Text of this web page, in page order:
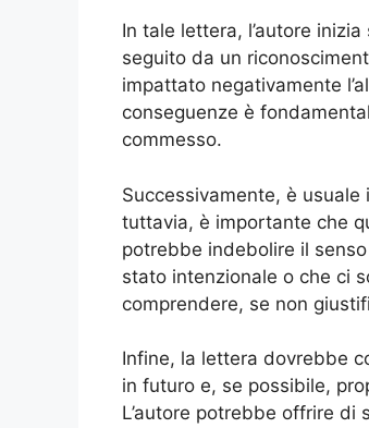
In tale lettera, l’autore
seguito da un
impattato negativamente
conseguenze è
commesso.
Successivamente, è
tuttavia, è importante che
potrebbe indebolire il
stato intenzionale o che ci
comprendere, se non
Infine, la lettera dovrebbe
in futuro e, se possibile,
L’autore potrebbe offrire